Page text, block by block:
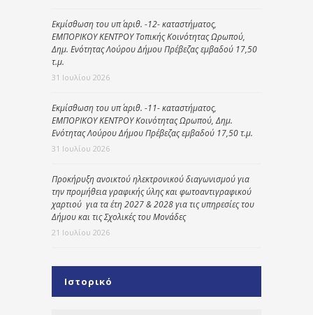
Εκμίσθωση του υπ΄ αριθ. -12- καταστήματος,
ΕΜΠΟΡΙΚΟΥ ΚΕΝΤΡΟΥ Τοπικής Κοινότητας Ωρωπού,
Δημ. Ενότητας Λούρου Δήμου Πρέβεζας εμβαδού 17,50
τ.μ.
31 Ιουλίου 2026
Εκμίσθωση του υπ΄ αριθ. -11- καταστήματος,
ΕΜΠΟΡΙΚΟΥ ΚΕΝΤΡΟΥ Κοινότητας Ωρωπού, Δημ.
Ενότητας Λούρου Δήμου Πρέβεζας εμβαδού 17,50 τ.μ.
31 Ιουλίου 2026
Προκήρυξη ανοικτού ηλεκτρονικού διαγωνισμού για
την προμήθεια γραφικής ύλης και φωτοαντιγραφικού
χαρτιού για τα έτη 2027 & 2028 για τις υπηρεσίες του
Δήμου και τις Σχολικές του Μονάδες
21 Ιουλίου 2026
Ιστορικό